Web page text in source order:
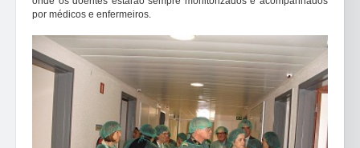
por médicos e enfermeiros.